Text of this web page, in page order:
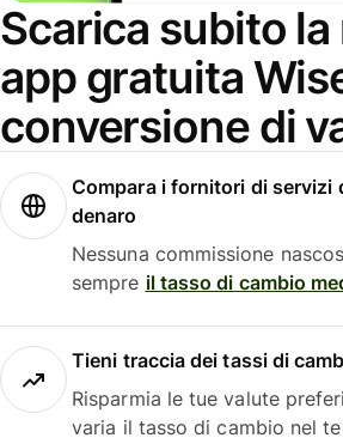
Scarica subito
app gratuita
conversione di
Compara i fornitori di servizi
denaro
Nessuna commissione
sempre il tasso di cambio
Tieni traccia dei tassi di
Risparmia le tue valute
varia il tasso di cambio nel